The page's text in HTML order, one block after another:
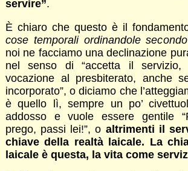
servire”.
È chiaro che questo è il
cose temporali ordinandole
noi ne facciamo una declinazione
nel senso di “accetta il servizio,
vocazione al presbiterato, anche
incorporato”, o diciamo che
è quello lì, sempre un po’
addosso e vuole essere gentile
prego, passi lei!”, o altrimenti il
chiave della realtà laicale. La
laicale è questa, la vita come